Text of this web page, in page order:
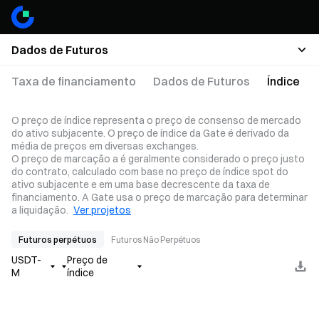
Dados de Futuros
Taxa de financiamento Dados de Futuros Índice
O preço de índice representa o preço de consenso de mercado
do ativo subjacente. O preço de índice da Gate é derivado da
média de preços em diversas exchanges.
O preço de marcação a é geralmente considerado o preço justo
do contrato, calculado com base no preço de índice spot do
ativo subjacente e em uma base decrescente da taxa de
financiamento. A Gate usa o preço de marcação para determinar
a liquidação. Ver projetos
Futuros perpétuos Futuros Não Perpétuos
USDT-
M
Preço de
índice